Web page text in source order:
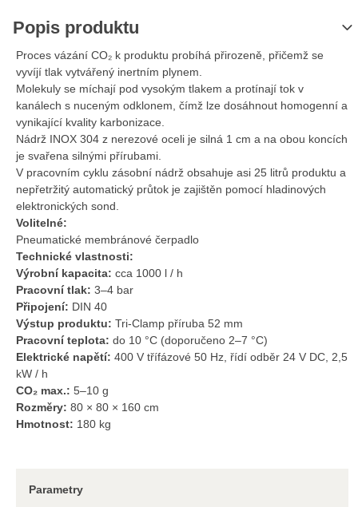
Popis produktu
Proces vázání CO₂ k produktu probíhá přirozeně, přičemž se
vyvíjí tlak vytvářený inertním plynem.
Molekuly se míchají pod vysokým tlakem a protínají tok v
kanálech s nuceným odklonem, čímž lze dosáhnout homogenní a
vynikající kvality karbonizace.
Nádrž INOX 304 z nerezové oceli je silná 1 cm a na obou koncích
je svařena silnými přírubami.
V pracovním cyklu zásobní nádrž obsahuje asi 25 litrů produktu a
nepřetržitý automatický průtok je zajištěn pomocí hladinových
elektronických sond.
Volitelné:
Pneumatické membránové čerpadlo
Technické vlastnosti:
Výrobní kapacita: cca 1000 l / h
Pracovní tlak: 3–4 bar
Připojení: DIN 40
Výstup produktu: Tri-Clamp příruba 52 mm
Pracovní teplota: do 10 °C (doporučeno 2–7 °C)
Elektrické napětí: 400 V třífázové 50 Hz, řídí odběr 24 V DC, 2,5
kW / h
CO₂ max.: 5–10 g
Rozměry: 80 × 80 × 160 cm
Hmotnost: 180 kg
Parametry